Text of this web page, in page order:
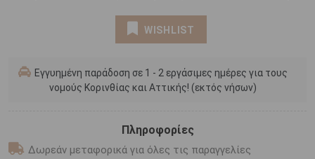
WISHLIST
Εγγυημένη παράδοση σε 1 - 2 εργάσιμες ημέρες για τους
νομούς Κορινθίας και Αττικής! (εκτός νήσων)
Πληροφορίες
Δωρεάν μεταφορικά για όλες τις παραγγελίες